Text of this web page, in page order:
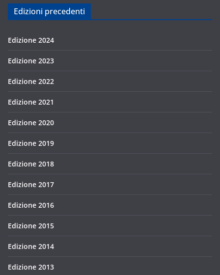
Edizioni precedenti
Edizione 2024
Edizione 2023
Edizione 2022
Edizione 2021
Edizione 2020
Edizione 2019
Edizione 2018
Edizione 2017
Edizione 2016
Edizione 2015
Edizione 2014
Edizione 2013